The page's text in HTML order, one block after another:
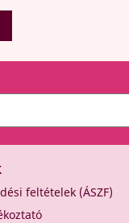
feltételek (ÁSZF)